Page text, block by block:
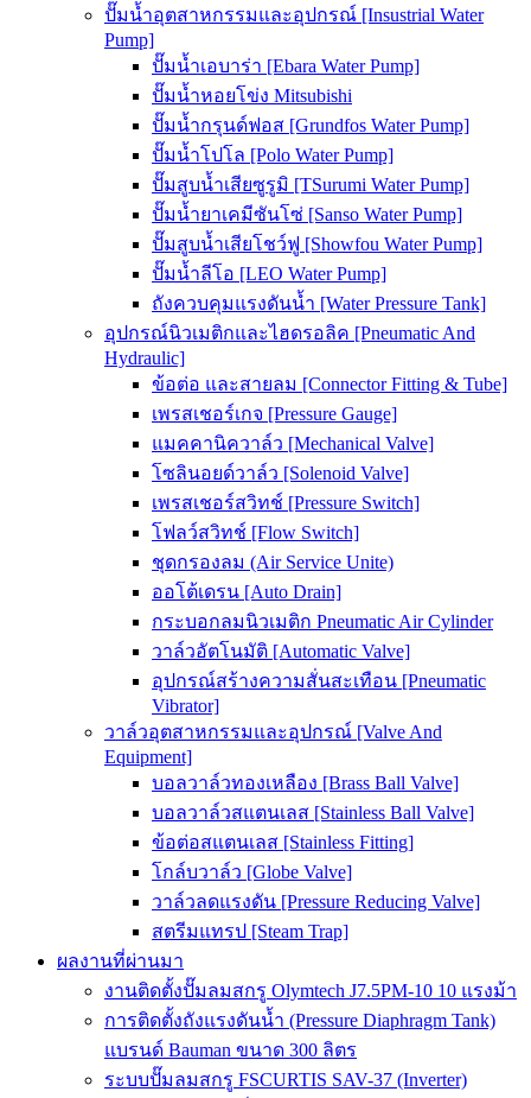
ปั๊มน้ำอุตสาหกรรมและอุปกรณ์ [Insustrial Water
Pump]
ปั๊มน้ำเอบาร่า [Ebara Water Pump]
ปั๊มน้ำหอยโข่ง Mitsubishi
ปั๊มน้ำกรุนด์ฟอส [Grundfos Water Pump]
ปั๊มน้ำโปโล [Polo Water Pump]
ปั๊มสูบน้ำเสียซูรูมิ [TSurumi Water Pump]
ปั๊มน้ำยาเคมีซันโซ่ [Sanso Water Pump]
ปั๊มสูบน้ำเสียโชว์ฟู [Showfou Water Pump]
ปั๊มน้ำลีโอ [LEO Water Pump]
ถังควบคุมแรงดันน้ำ [Water Pressure Tank]
อุปกรณ์นิวเมติกและไฮดรอลิค [Pneumatic And
Hydraulic]
ข้อต่อ และสายลม [Connector Fitting & Tube]
เพรสเชอร์เกจ [Pressure Gauge]
แมคคานิควาล์ว [Mechanical Valve]
โซลินอยด์วาล์ว [Solenoid Valve]
เพรสเชอร์สวิทช์ [Pressure Switch]
โฟลว์สวิทช์ [Flow Switch]
ชุดกรองลม (Air Service Unite)
ออโต้เดรน [Auto Drain]
กระบอกลมนิวเมติก Pneumatic Air Cylinder
วาล์วอัตโนมัติ [Automatic Valve]
อุปกรณ์สร้างความสั่นสะเทือน [Pneumatic
Vibrator]
วาล์วอุตสาหกรรมและอุปกรณ์ [Valve And
Equipment]
บอลวาล์วทองเหลือง [Brass Ball Valve]
บอลวาล์วสแตนเลส [Stainless Ball Valve]
ข้อต่อสแตนเลส [Stainless Fitting]
โกล์บวาล์ว [Globe Valve]
วาล์วลดแรงดัน [Pressure Reducing Valve]
สตรีมแทรป [Steam Trap]
ผลงานที่ผ่านมา
งานติดตั้งปั๊มลมสกรู Olymtech J7.5PM-10 10 แรงม้า
การติดตั้งถังแรงดันน้ำ (Pressure Diaphragm Tank)
แบรนด์ Bauman ขนาด 300 ลิตร
ระบบปั๊มลมสกรู FSCURTIS SAV-37 (Inverter)